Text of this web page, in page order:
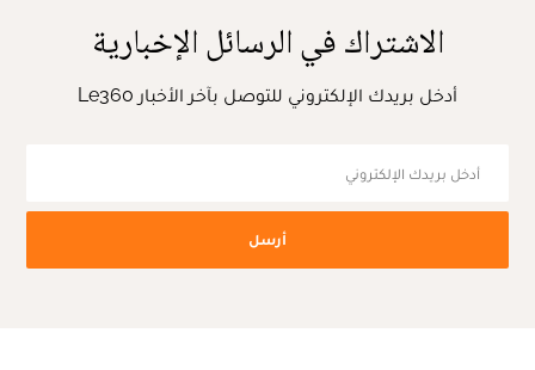
الاشتراك في الرسائل الإخبارية
أدخل بريدك الإلكتروني للتوصل بآخر الأخبار Le360
أرسل